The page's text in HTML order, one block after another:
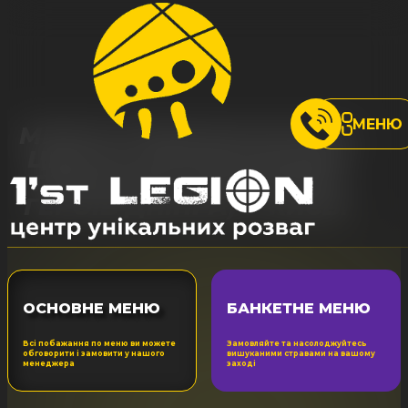
МЕНЮ
МЕНЮ РОЗВАЖАЛЬНОГО
ЦЕНТРУ ОБОЛОНСЬКИЙ
ПРОСПЕКТ, 21Б (МЕТРО
ГЕРОЇВ ДНІПРА) У КИЄВІ
ОСНОВНЕ МЕНЮ
Всі побажання по меню ви можете
обговорити і замовити у нашого
менеджера
БАНКЕТНЕ МЕНЮ
Замовляйте та насолоджуйтесь
вишуканими стравами на вашому
заході